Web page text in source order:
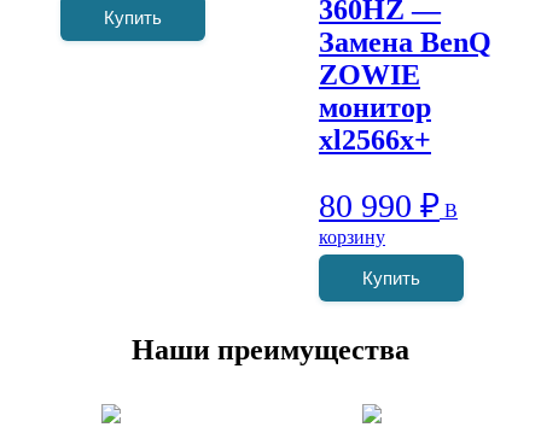
Купить
360HZ —
Замена BenQ
ZOWIE
монитор
xl2566x+
80 990 ₽ В
корзину
Купить
Наши преимущества